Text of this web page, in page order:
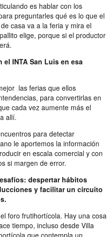
es hablar con los
preguntarles qué es lo que el
casa va a la feria y mira el
elige, porque si el productor
INTA San Luis en esa
las ferias que ellos
para convertirlas en
cada vez aumente más el
allí.
para detectar
le aportemos la información
en escala comercial y con
si margen de error.
despertar hábitos
y facilitar un circuito
foro frutihortícola. Hay una cosa
tiempo, incluso desde Villa
que contempla un